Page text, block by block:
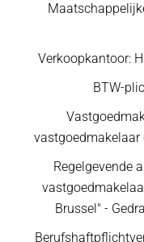
Verkoopkantoor:
BTW-
vastgoedmakelaar
Regelgevende
Brussel" -